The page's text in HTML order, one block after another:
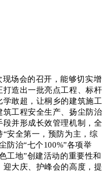
场会的召开，能够切实增
造出一批亮点工程、标杆
敢超，让桐乡的建筑施工
工程安全生产、扬尘防治
并形成长效管理机制，全
安全第一，预防为主，综
防治“七个100%”各项举
工地”创建活动的重要性和
大庆、护峰会的高度，提